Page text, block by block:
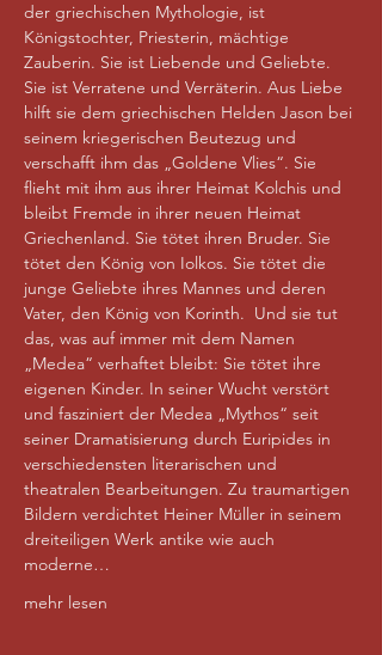
der griechischen Mythologie, ist
Königstochter, Priesterin, mächtige
Zauberin. Sie ist Liebende und Geliebte.
Sie ist Verratene und Verräterin. Aus Liebe
hilft sie dem griechischen Helden Jason bei
seinem kriegerischen Beutezug und
verschafft ihm das „Goldene Vlies“. Sie
flieht mit ihm aus ihrer Heimat Kolchis und
bleibt Fremde in ihrer neuen Heimat
Griechenland. Sie tötet ihren Bruder. Sie
tötet den König von Iolkos. Sie tötet die
junge Geliebte ihres Mannes und deren
Vater, den König von Korinth.  Und sie tut
das, was auf immer mit dem Namen
„Medea“ verhaftet bleibt: Sie tötet ihre
eigenen Kinder. In seiner Wucht verstört
und fasziniert der Medea „Mythos“ seit
seiner Dramatisierung durch Euripides in
verschiedensten literarischen und
theatralen Bearbeitungen. Zu traumartigen
Bildern verdichtet Heiner Müller in seinem
dreiteiligen Werk antike wie auch
moderne…
mehr lesen